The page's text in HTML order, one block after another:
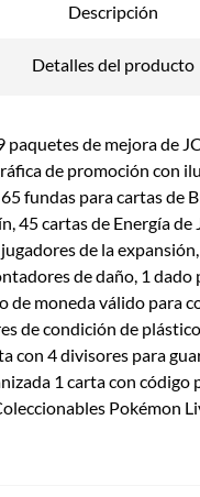
Descripción
Detalles del producto
paquetes de mejora de
de promoción con
fundas para cartas de
45 cartas de Energía de
de la
de daño, 1 dado
de moneda válido para
de condición de
con 4 divisores para
1 carta con código
Pokémon